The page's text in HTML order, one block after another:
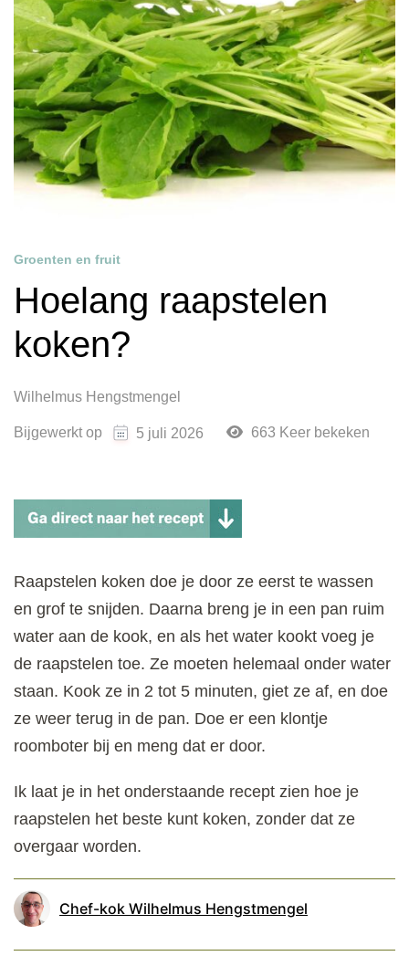
Groenten en fruit
Hoelang raapstelen
koken?
Wilhelmus Hengstmengel
Bijgewerkt op 5 juli 2026 663 Keer bekeken
Raapstelen koken doe je door ze eerst te wassen
en grof te snijden. Daarna breng je in een pan ruim
water aan de kook, en als het water kookt voeg je
de raapstelen toe. Ze moeten helemaal onder water
staan. Kook ze in 2 tot 5 minuten, giet ze af, en doe
ze weer terug in de pan. Doe er een klontje
roomboter bij en meng dat er door.
Ik laat je in het onderstaande recept zien hoe je
raapstelen het beste kunt koken, zonder dat ze
overgaar worden.
Chef-kok Wilhelmus Hengstmengel